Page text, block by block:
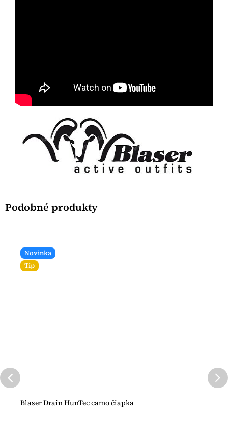
Novinka
Tip
Blaser Drain HunTec camo čiapka